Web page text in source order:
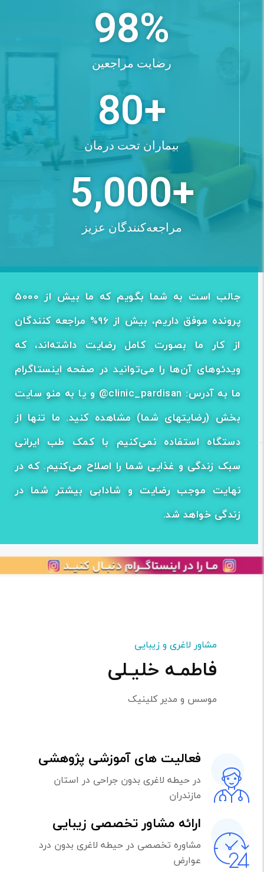
%
98
رضایت مراجعین
+
80
بیماران تحت درمان
+
5,000
مراجعه‌کنندگان عزیز
جالب است به شما بگویم که ما بیش از 5000
پرونده موفق داریم، بیش از 96% مراجعه کنندگان
از کار ما بصورت کامل رضایت داشته‌اند، که
ویدئوهای آن‌ها را می‌توانید در صفحه اینستاگرام
ما به آدرس: clinic_pardisan@ و یا به منو سایت
بخش (رضایتهای شما) مشاهده کنید. ما تنها از
دستگاه استفاده نمی‌کنیم با کمک طب ایرانی
سبک زندگی و غذایی شما را اصلاح می‌کنیم. که در
نهایت موجب رضایت و شادابی بیشتر شما در
زندگی خواهد شد.
مشاور لاغری و زیبایی
فاطمـه خلیـلی
موسس و مدیر کلینیک
فعالیت های آموزشی پژوهشی
در حیطه لاغری بدون جراحی در استان
مازندران
ارائه مشاور تخصصی زیبایی
مشاوره تخصصی در حیطه لاغری بدون درد
عوارض